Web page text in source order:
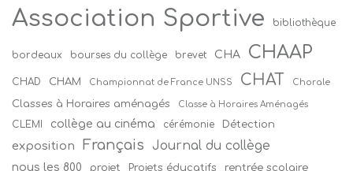
Association Sportive bibliothèque
bordeaux bourses du collège brevet CHA CHAAP
CHAD CHAM Championnat de France UNSS CHAT Chorale
Classes à Horaires aménagés Classe à Horaires Aménagés
CLEMI collège au cinéma cérémonie Détection
exposition Français Journal du collège
nous les 800 projet Projets éducatifs rentrée scolaire